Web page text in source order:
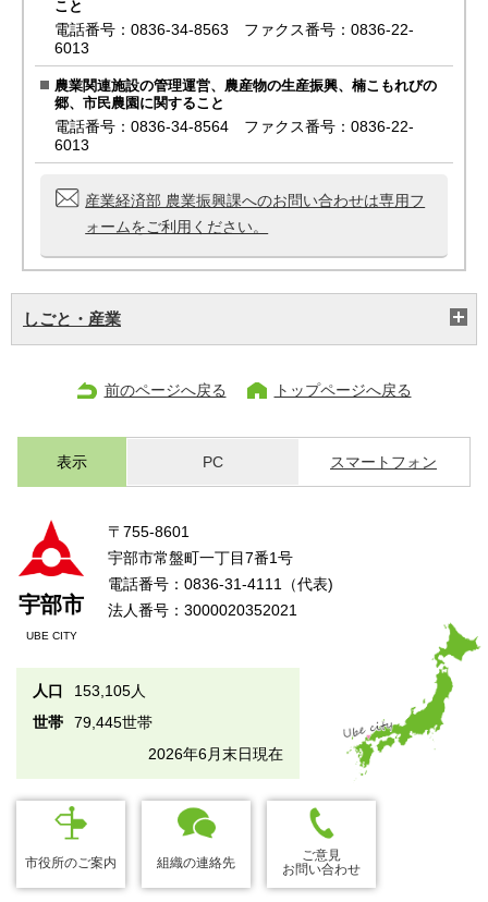
こと
電話番号：0836-34-8563 ファクス番号：0836-22-
6013
農業関連施設の管理運営、農産物の生産振興、楠こもれびの
郷、市民農園に関すること
電話番号：0836-34-8564 ファクス番号：0836-22-
6013
産業経済部 農業振興課へのお問い合わせは専用フ
ォームをご利用ください。
しごと・産業
前のページへ戻る トップページへ戻る
表示 PC スマートフォン
宇部市
UBE CITY
〒755-8601
宇部市常盤町一丁目7番1号
電話番号：0836-31-4111（代表)
法人番号：3000020352021
人口
153,105人
世帯
79,445世帯
2026年6月末日現在
市役所のご案内 組織の連絡先
ご意見
お問い合わせ